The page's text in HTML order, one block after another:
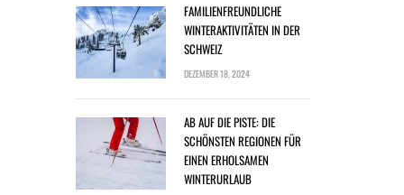
FAMILIENFREUNDLICHE
WINTERAKTIVITÄTEN IN DER
SCHWEIZ
DEZEMBER 18, 2024
AB AUF DIE PISTE: DIE
SCHÖNSTEN REGIONEN FÜR
EINEN ERHOLSAMEN
WINTERURLAUB